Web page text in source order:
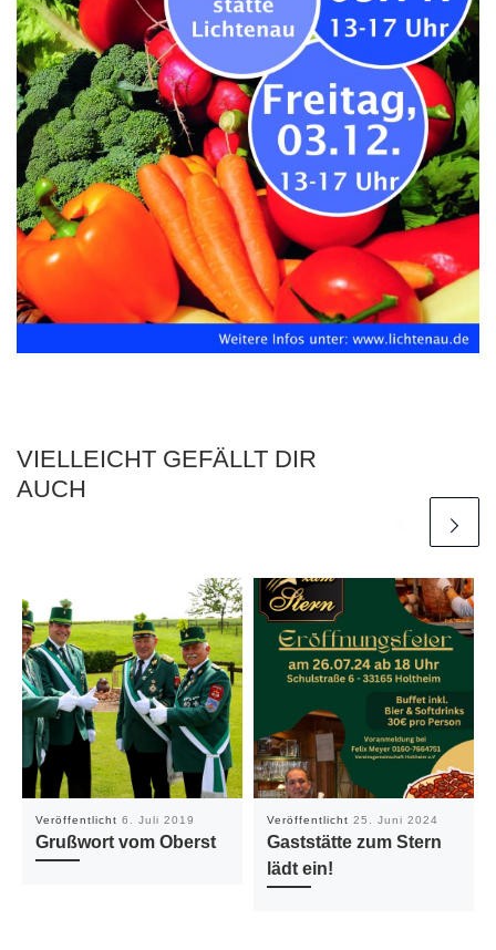
VIELLEICHT GEFÄLLT DIR
AUCH
Veröffentlicht 6. Juli 2019
Grußwort vom Oberst
Veröffentlicht 25. Juni 2024
Gaststätte zum Stern
lädt ein!